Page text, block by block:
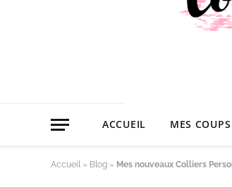
ACCUEIL MES
Accueil » Blog » Mes nouveaux Colliers